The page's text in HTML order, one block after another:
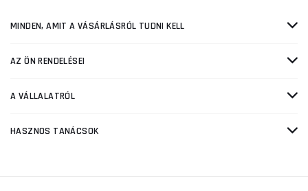
MINDEN, AMIT A VÁSÁRLÁSRÓL TUDNI KELL
AZ ÖN RENDELÉSEI
A VÁLLALATRÓL
HASZNOS TANÁCSOK